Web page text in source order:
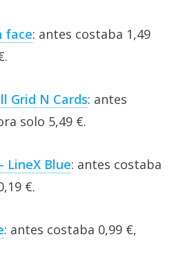
face: antes costaba 1,49
Grid N Cards: antes
solo 5,49 €.
LineX Blue: antes costaba
€.
: antes costaba 0,99 €,